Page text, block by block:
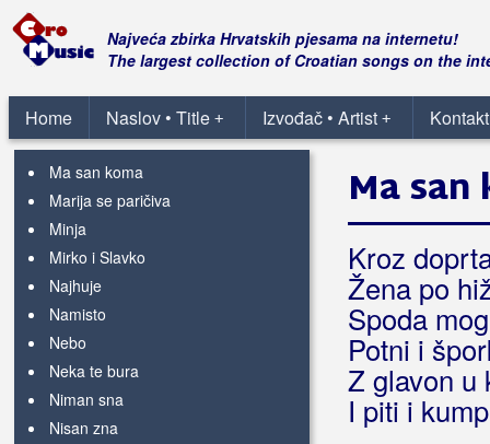
Najveća zbirka Hrvatskih pjesama na internetu!
The largest collection of Croatian songs on the
Home +
Naslov • Title +
Izvođač • Artist
Ki mi je vrag Ana
Kolombina
Kurijera
Ljubav
Ma san koma
Marija se paričiva
Minja
Mirko i Slavko
Najhuje
Namisto
Nebo
Neka te bura
Niman sna
Nisan zna
Ma san
Kroz
Žena po
Spoda
Potni i
Z glavon u
I piti i